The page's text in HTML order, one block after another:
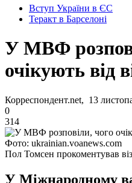
Вступ України в ЄС
Теракт в Барселоні
У МВФ
очікують від
Корреспондент.net, 13
0
314
Фото: ukrainian.voanews.com
Пол Томсен прокоментував
У Міжнародному